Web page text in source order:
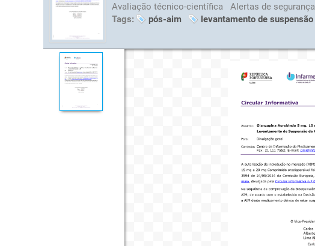
Avaliação técnico-científica
Alertas de segurança
Tags:
pós-aim levantamento de suspensão